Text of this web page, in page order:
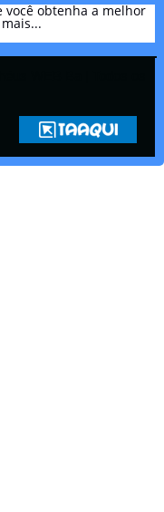
você obtenha a melhor